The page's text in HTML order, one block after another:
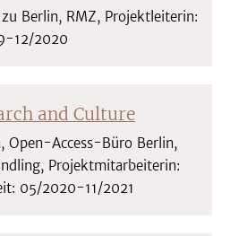
Berlin, RMZ, Projektleiterin:
12/2020
and Culture
Open-Access-Büro Berlin,
Projektmitarbeiterin:
05/2020-11/2021